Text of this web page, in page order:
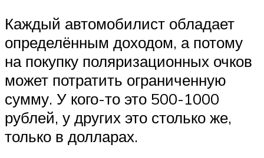
Каждый автомобилист обладает
определённым доходом, а потому
на покупку поляризационных очков
может потратить ограниченную
сумму. У кого-то это 500-1000
рублей, у других это столько же,
только в долларах.